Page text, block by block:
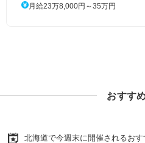
月給23万8,000円～35万円
おすす
北海道で今週末に開催されるお